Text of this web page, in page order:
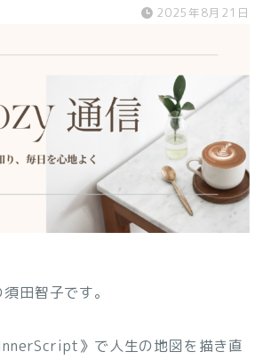
2025年8月21日
田智子です。
》で人生の地図を描き直